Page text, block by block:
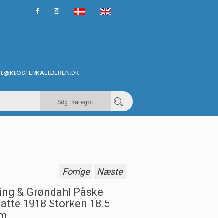
Søg i kategori
Forrige Næste
& Grøndahl Påske
1918 Storken 18.5